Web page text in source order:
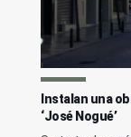
Instalan una
‘José Nogué’